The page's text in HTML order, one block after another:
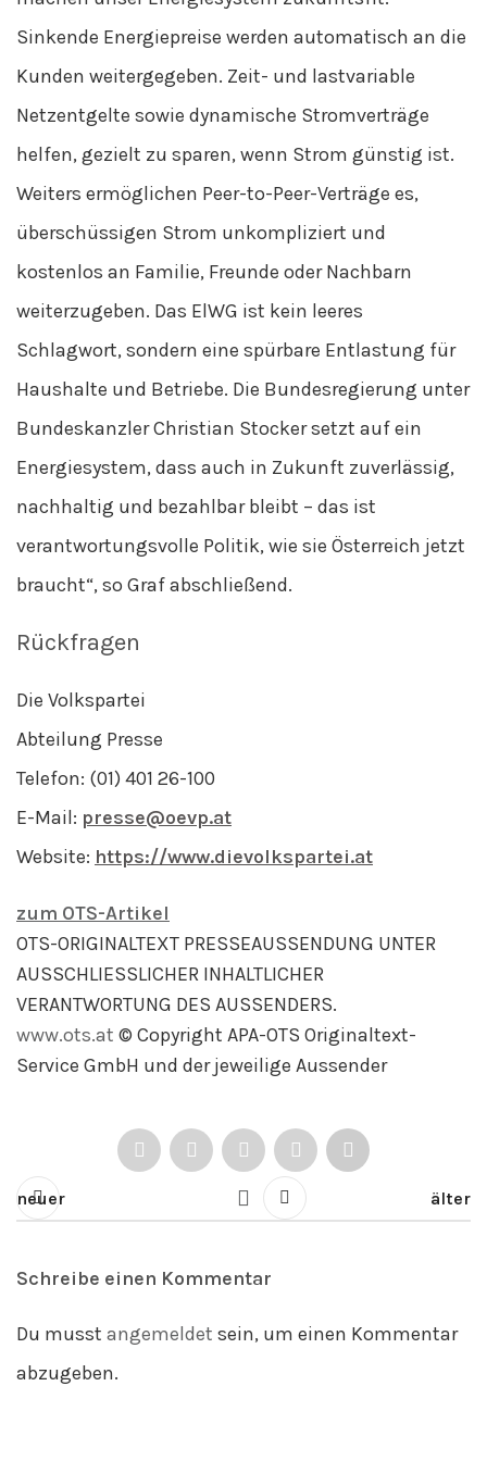
Sinkende Energiepreise werden automatisch an die
Kunden weitergegeben. Zeit- und lastvariable
Netzentgelte sowie dynamische Stromverträge
helfen, gezielt zu sparen, wenn Strom günstig ist.
Weiters ermöglichen Peer-to-Peer-Verträge es,
überschüssigen Strom unkompliziert und
kostenlos an Familie, Freunde oder Nachbarn
weiterzugeben. Das ElWG ist kein leeres
Schlagwort, sondern eine spürbare Entlastung für
Haushalte und Betriebe. Die Bundesregierung unter
Bundeskanzler Christian Stocker setzt auf ein
Energiesystem, dass auch in Zukunft zuverlässig,
nachhaltig und bezahlbar bleibt – das ist
verantwortungsvolle Politik, wie sie Österreich jetzt
braucht“, so Graf abschließend.
Rückfragen
Die Volkspartei
Abteilung Presse
Telefon: (01) 401 26-100
E-Mail: presse@oevp.at
Website: https://www.dievolkspartei.at
zum OTS-Artikel
OTS-ORIGINALTEXT PRESSEAUSSENDUNG UNTER
AUSSCHLIESSLICHER INHALTLICHER
VERANTWORTUNG DES AUSSENDERS.
www.ots.at © Copyright APA-OTS Originaltext-
Service GmbH und der jeweilige Aussender
neuer älter
Schreibe einen Kommentar
Du musst angemeldet sein, um einen Kommentar
abzugeben.